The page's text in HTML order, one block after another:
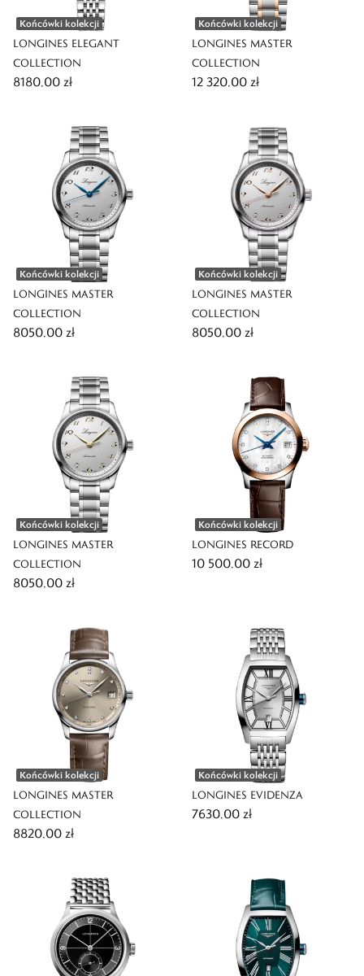
Końcówki kolekcji
LONGINES ELEGANT
COLLECTION
8180,00 zł
Końcówki kolekcji
LONGINES MASTER
COLLECTION
12 320,00 zł
Końcówki kolekcji
LONGINES MASTER
COLLECTION
8050,00 zł
Końcówki kolekcji
LONGINES MASTER
COLLECTION
8050,00 zł
Końcówki kolekcji
LONGINES MASTER
COLLECTION
8050,00 zł
Końcówki kolekcji
LONGINES RECORD
10 500,00 zł
Końcówki kolekcji
LONGINES MASTER
COLLECTION
8820,00 zł
Końcówki kolekcji
LONGINES EVIDENZA
7630,00 zł